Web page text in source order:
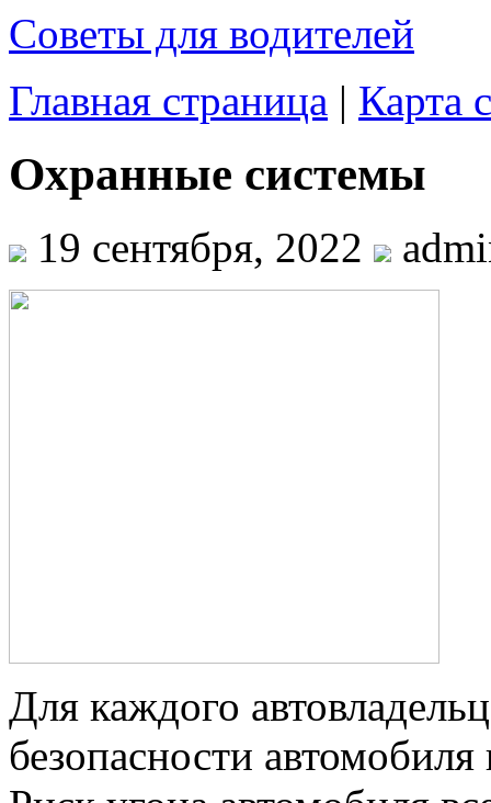
Советы для водителей
Главная страница | Карта
Охранные системы
19 сентября, 2022
Для каждого
безопасности